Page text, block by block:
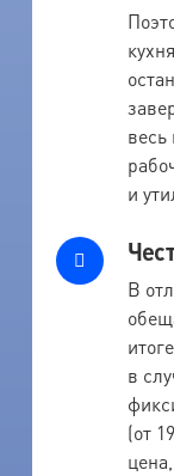
весь
и
В
в
(от